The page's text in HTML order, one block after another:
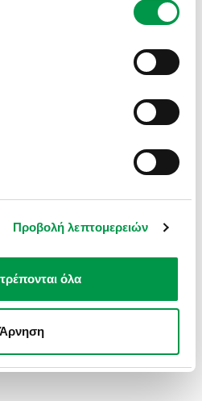
Προβολή λεπτομερειών
όλα
Άρνηση
CLIENT-SIDE EXCEPTION HAS